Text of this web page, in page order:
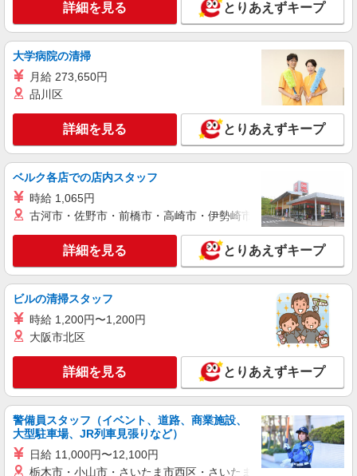
により変動） ・固定残業手当：20,000円（10時
間） ※固定残業時間を超過する場合には超過勤務
手当として別途支給 ・夜勤手当：10,000円/1回
歓迎 ・認知症介護基礎研修 ・初任者研修 ・実務
者研修 ・介護福祉士 など
詳細を見る
正社員
訪問介護事業所 ソラスト浦和/1180000001-002
ホームヘルパー（訪問介護員）（役職なし）
月給230,600円〜245,600円（経験・能力等に
よる）
埼玉県さいたま市浦和区東仲町15-8
キープ
派遣社員
株式会社トラストグロース 新宿本社 第3営業部
グループホームでの夜専介護士
1夜勤：26350円〜28050円 ※資格や経験など
による
キープ 詳細を見る
株式会社kotrio /●SI-H-2067257
浦和駅★未経験OKの人間関係に悩まない職場
へ★サ高住スタッフ
時給1600円〜2250円 ＜日払い有/週払い有/交
通費全支給(ガソリン代含む)＞
詳細を見る とりあえずキープ
大学病院の清掃
月給 273,650円
品川区
詳細を見る とりあえずキープ
ベルク各店での店内スタッフ
時給 1,065円
古河市・佐野市・前橋市・高崎市・伊勢崎市・太田市・館林市
詳細を見る とりあえずキープ
ビルの清掃スタッフ
時給 1,200円〜1,200円
大阪市北区
詳細を見る とりあえずキープ
警備員スタッフ（イベント、道路、商業施設、
大型駐車場、JR列車見張りなど）
日給 11,000円〜12,100円
栃木市・小山市・さいたま市西区・さいたま市岩槻区・久喜市・